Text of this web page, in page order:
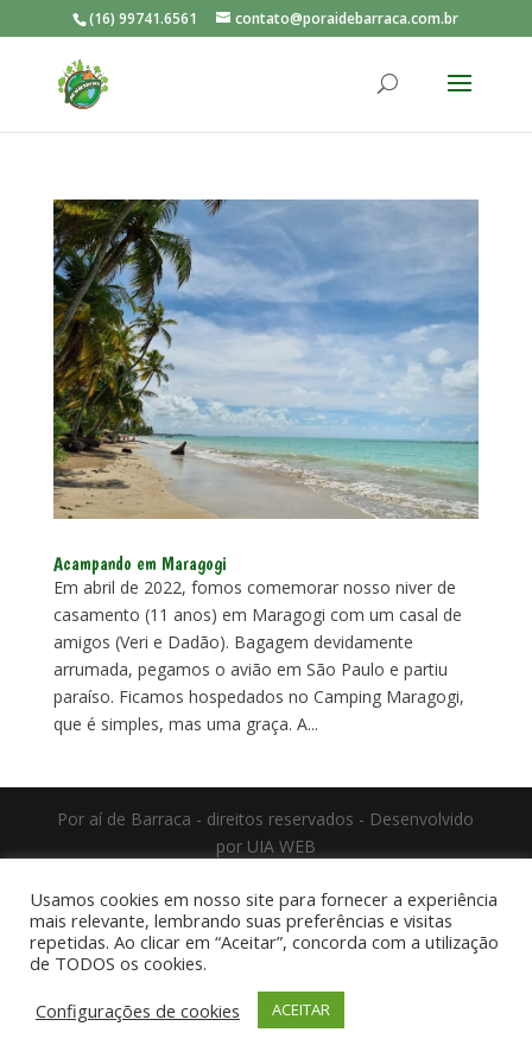
(16) 99741.6561 contato@poraidebarraca.com.br
Acampando em Maragogi
Em abril de 2022, fomos comemorar nosso niver de
casamento (11 anos) em Maragogi com um casal de
amigos (Veri e Dadão). Bagagem devidamente
arrumada, pegamos o avião em São Paulo e partiu
paraíso. Ficamos hospedados no Camping Maragogi,
que é simples, mas uma graça. A...
Por aí de Barraca - direitos reservados - Desenvolvido
por UIA WEB
Usamos cookies em nosso site para fornecer a experiência
mais relevante, lembrando suas preferências e visitas
repetidas. Ao clicar em “Aceitar”, concorda com a utilização
de TODOS os cookies.
Configurações de cookies
ACEITAR